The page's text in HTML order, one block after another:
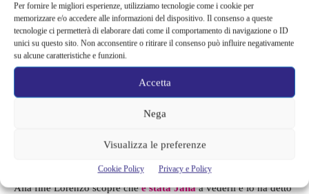
Per fornire le migliori esperienze, utilizziamo tecnologie come i cookie per
memorizzare e/o accedere alle informazioni del dispositivo. Il consenso a queste
tecnologie ci permetterà di elaborare dati come il comportamento di navigazione o ID
unici su questo sito. Non acconsentire o ritirare il consenso può influire negativamente
su alcune caratteristiche e funzioni.
Accetta
Nega
Visualizza le preferenze
Cookie Policy Privacy e Policy
Lorenzoè un personaggio molto apprezzato dai telespettatori, e
proprio lui sarà al centro di questa atroce vendetta. L’uomo ha
infatti scoperto chequalcuno lo ha visto baciarsi con la
baronessae deve assolutamente scoprire di chi si tratta prima
che Catalina scopra il fatto. L’obiettivo dell’uomo infatti è
appropriarsi delle proprietà della donna, ma deve stare molto
attento a non compiere dei passi falsi. Ecco perché, quando
baronessa, si agita e cerca di indagare per capire chi è stato.
Alla fine Lorenzo scopre cheè stata Janaa vederli e lo ha detto